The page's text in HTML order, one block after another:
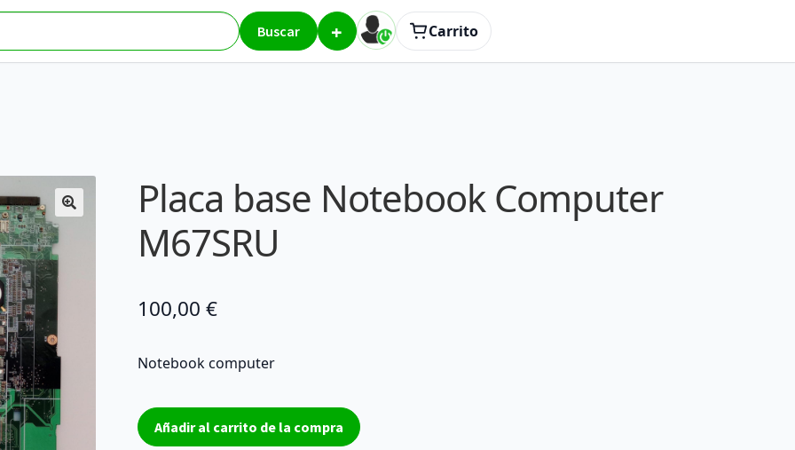
Buscar + Carrito
Placa base Notebook Computer
M67SRU
100,00 €
Notebook computer
Placa
base
Añadir al carrito de la compra